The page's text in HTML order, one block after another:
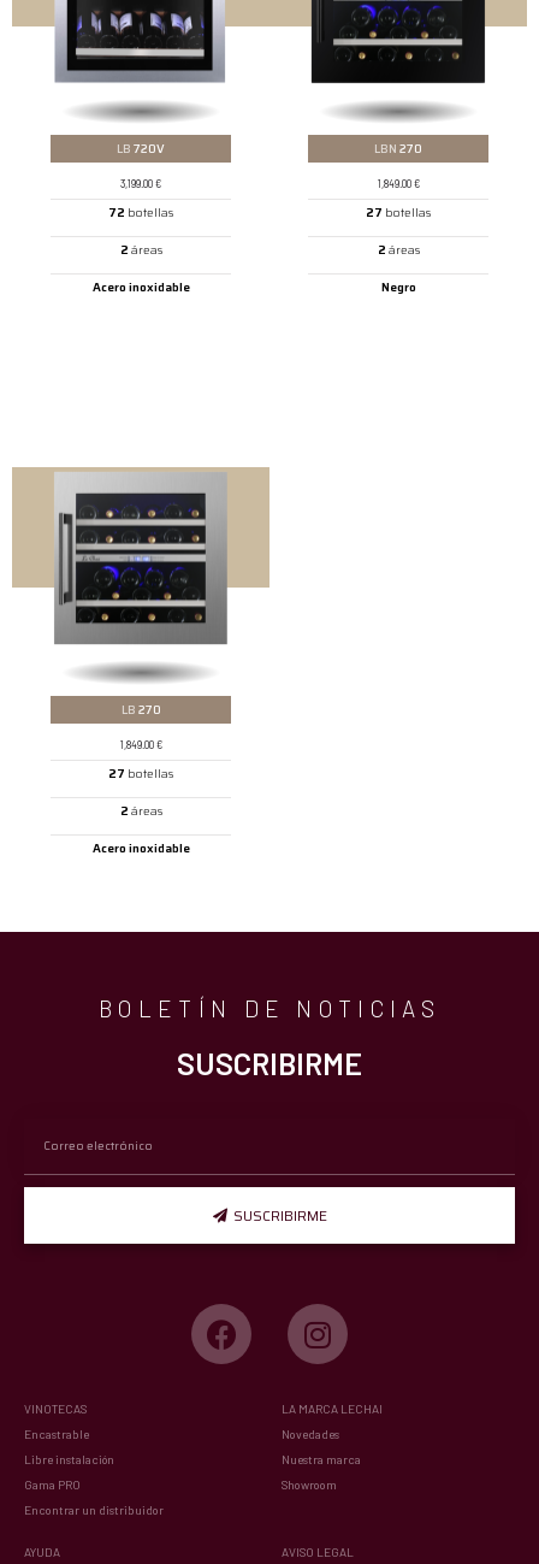
LB 720V
3,199.00€
72 botellas
2 áreas
Acero inoxidable
LBN 270
1,849.00€
27 botellas
2 áreas
Negro
LB 270
1,849.00€
27 botellas
2 áreas
Acero inoxidable
BOLETÍN DE NOTICIAS
SUSCRIBIRME
SUSCRIBIRME
VINOTECAS
Encastrable
Libre instalación
Gama PRO
Encontrar un distribuidor
LA MARCA LECHAI
Novedades
Nuestra marca
Showroom
AYUDA AVISO LEGAL